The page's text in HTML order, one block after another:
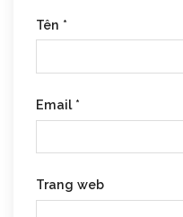
Tên *
Email *
Trang web